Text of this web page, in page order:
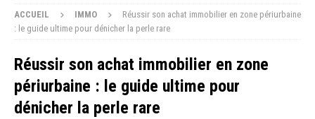
ACCUEIL IMMO
Réussir son achat immobilier en zone périurbaine
: le guide ultime pour dénicher la perle rare
Réussir son achat immobilier en zone
périurbaine : le guide ultime pour
dénicher la perle rare